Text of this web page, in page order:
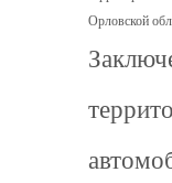
Орловской